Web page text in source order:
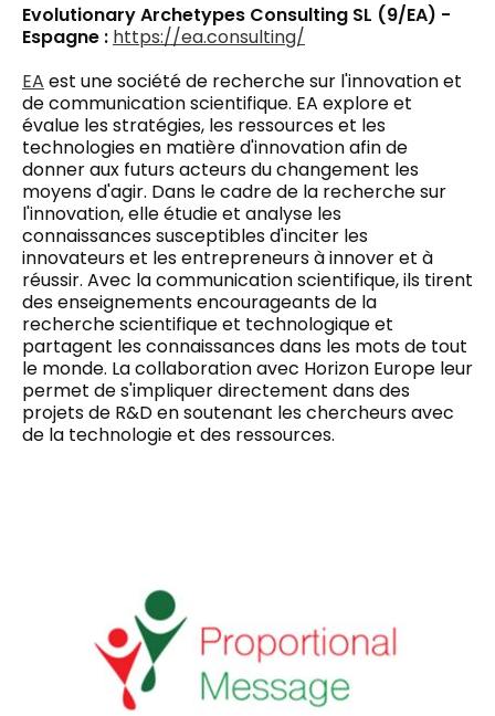
Evolutionary Archetypes Consulting SL (9/EA) -
Espagne : https://ea.consulting/
EA est une société de recherche sur l'innovation et
de communication scientifique. EA explore et
évalue les stratégies, les ressources et les
technologies en matière d'innovation afin de
donner aux futurs acteurs du changement les
moyens d'agir. Dans le cadre de la recherche sur
l'innovation, elle étudie et analyse les
connaissances susceptibles d'inciter les
innovateurs et les entrepreneurs à innover et à
réussir. Avec la communication scientifique, ils tirent
des enseignements encourageants de la
recherche scientifique et technologique et
partagent les connaissances dans les mots de tout
le monde. La collaboration avec Horizon Europe leur
permet de s'impliquer directement dans des
projets de R&D en soutenant les chercheurs avec
de la technologie et des ressources.